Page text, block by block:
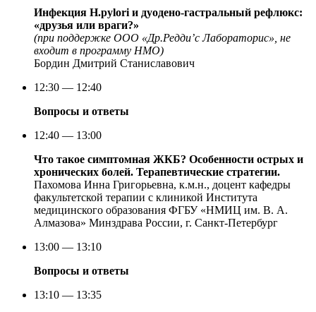
Инфекция H.pylori и дуодено-гастральный рефлюкс:
«друзья или враги?»
(при поддержке ООО «Др.Редди’с Лабораторис», не
входит в программу НМО)
Бордин Дмитрий Станиславович
12:30 — 12:40
Вопросы и ответы
12:40 — 13:00
Что такое симптомная ЖКБ? Особенности острых и
хронических болей. Терапевтические стратегии.
Пахомова Инна Григорьевна, к.м.н., доцент кафедры
факультетской терапии с клиникой Института
медицинского образования ФГБУ «НМИЦ им. В. А.
Алмазова» Минздрава России, г. Санкт-Петербург
13:00 — 13:10
Вопросы и ответы
13:10 — 13:35